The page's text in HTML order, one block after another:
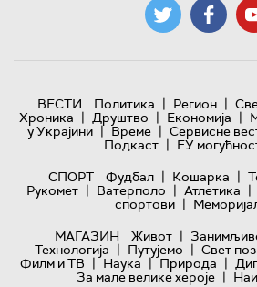
ВЕСТИ Политика | Регион |
Хроника | Друштво | Економија |
у Украјини | Време | Сервисне
Подкаст | ЕУ
СПОРТ
Фудбал | Кошарка |
Рукомет | Ватерполо | Атлетика |
спортови |
МАГАЗИН
Живот |
Технологијa | Путујемо | Свет
Филм и ТВ | Наука | Природа |
За мале велике хероје |